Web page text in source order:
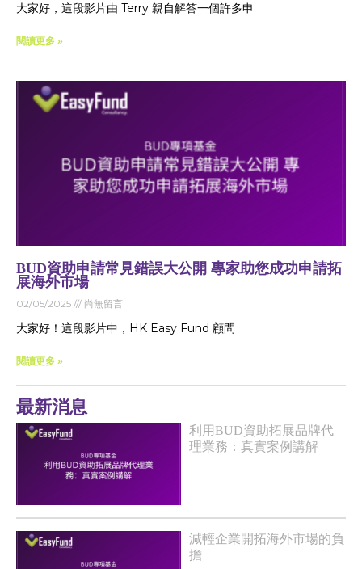
大家好，這段影片由 Terry 親自解答一個許多申
閱讀更多 »
BUD資助申請常見錯誤大公開 專家助您成功申請拓
展海外市場
02/05/2025 尚無留言
大家好！這段影片中，HK Easy Fund 顧問
閱讀更多 »
最新消息
利用BUD資助拓展品牌代
理業務：真實案例講解
減輕企業開拓海外市場的負
擔